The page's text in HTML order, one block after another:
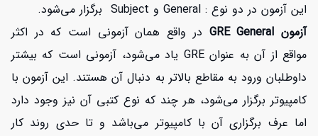
این آزمون در دو نوع : General و Subject برگزار می‌شود.
آزمون GRE General
در واقع همان آزمونی است که در اکثر
مواقع از آن به عنوان GRE یاد می‌شود، آزمونی است که بیشتر
داوطلبان ورود به مقاطع بالاتر به دنبال آن هستند. این آزمون با
کامپیوتر برگزار می‌شود، هر چند که نوع کتبی آن نیز وجود دارد
اما عرف برگزاری آن با کامپیوتر می‌باشد و تا حدی روند کار